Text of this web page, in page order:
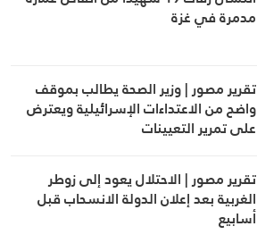
مدمرة في غزة
تقرير مصور | وزير الصحة يطالب بموقف
واضح من الاعتداءات الإسرائيلية ويعترض
على تمرير التعيينات
تقرير مصور | الاحتلال يعود إلى زوطر
الغربية بعد إعلان الدولة الانسحاب قبل
أسابيع